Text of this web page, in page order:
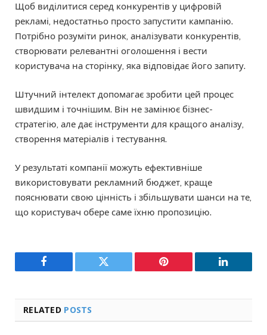
Щоб виділитися серед конкурентів у цифровій
рекламі, недостатньо просто запустити кампанію.
Потрібно розуміти ринок, аналізувати конкурентів,
створювати релевантні оголошення і вести
користувача на сторінку, яка відповідає його запиту.
Штучний інтелект допомагає зробити цей процес
швидшим і точнішим. Він не замінює бізнес-
стратегію, але дає інструменти для кращого аналізу,
створення матеріалів і тестування.
У результаті компанії можуть ефективніше
використовувати рекламний бюджет, краще
пояснювати свою цінність і збільшувати шанси на те,
що користувач обере саме їхню пропозицію.
Facebook Twitter Pinterest LinkedIn
RELATED POSTS